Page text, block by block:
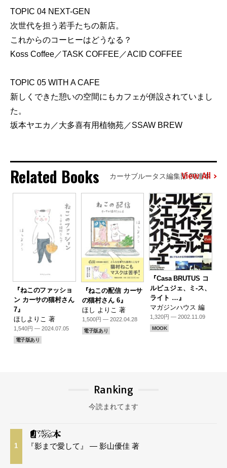
TOPIC 04 NEXT-GEN
次世代を担う若手たちの新店。
これからのコーヒーはどうなる？
Koss Coffee／TASK COFFEE／ACID COFFEE
TOPIC 05 WITH A CAFE
新しくできた憩いの空間にもカフェが併設されていまし
た。
坂本ヤエカ／大多喜有用植物苑／SSAW BREW
Related Books カーサブルータス編集部 関連本
View All
『ねこのファッショ
ン カーサの猫村さん
7』
ほしよりこ 著
1,540円 — 2024.07.05
電子版あり
『ねこの配信 カーサ
の猫村さん 6』
ほし よりこ 著
1,500円 — 2022.04.28
電子版あり
『Casa BRUTUS コ
ルビュジェ、ミ-ス、
ライト …』
マガジンハウス 編
1,320円 — 2002.11.09
MOOK
Ranking
今読まれてます
1 『影まで愛して』 — 影山優佳 著